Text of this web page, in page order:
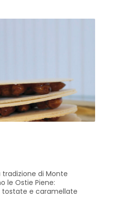
di Monte
le Ostie Piene:
e caramellate